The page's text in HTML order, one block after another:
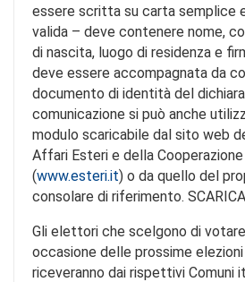
essere scritta su carta semplice
valida – deve contenere nome,
di nascita, luogo di residenza e
deve essere accompagnata da
documento di identità del
comunicazione si può anche
modulo scaricabile dal sito web
Affari Esteri e della
(www.esteri.it) o da quello del
consolare di riferimento.
Gli elettori che scelgono di
occasione delle prossime
riceveranno dai rispettivi Comuni